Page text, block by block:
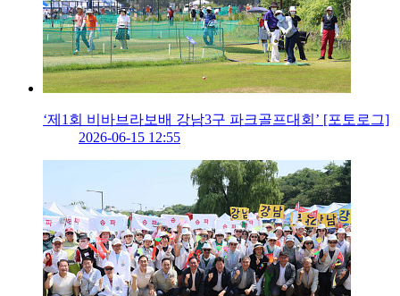
‘제1회 비바브라보배 강남3구 파크골프대회’ [포토로그]
2026-06-15 12:55